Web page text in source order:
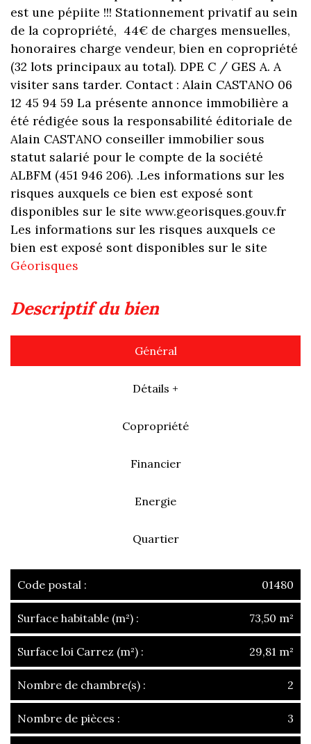
est une pépiite !!! Stationnement privatif au sein
de la copropriété, 44€ de charges mensuelles,
honoraires charge vendeur, bien en copropriété
(32 lots principaux au total). DPE C / GES A. A
visiter sans tarder. Contact : Alain CASTANO 06
12 45 94 59 La présente annonce immobilière a
été rédigée sous la responsabilité éditoriale de
Alain CASTANO conseiller immobilier sous
statut salarié pour le compte de la société
ALBFM (451 946 206). .Les informations sur les
risques auxquels ce bien est exposé sont
disponibles sur le site www.georisques.gouv.fr
Les informations sur les risques auxquels ce
bien est exposé sont disponibles sur le site
Géorisques
descriptif du bien
Général
Détails +
Copropriété
Financier
Energie
Quartier
Code postal : 01480
Surface habitable (m²) : 73,50 m²
Surface loi Carrez (m²) : 29,81 m²
Nombre de chambre(s) : 2
Nombre de pièces : 3